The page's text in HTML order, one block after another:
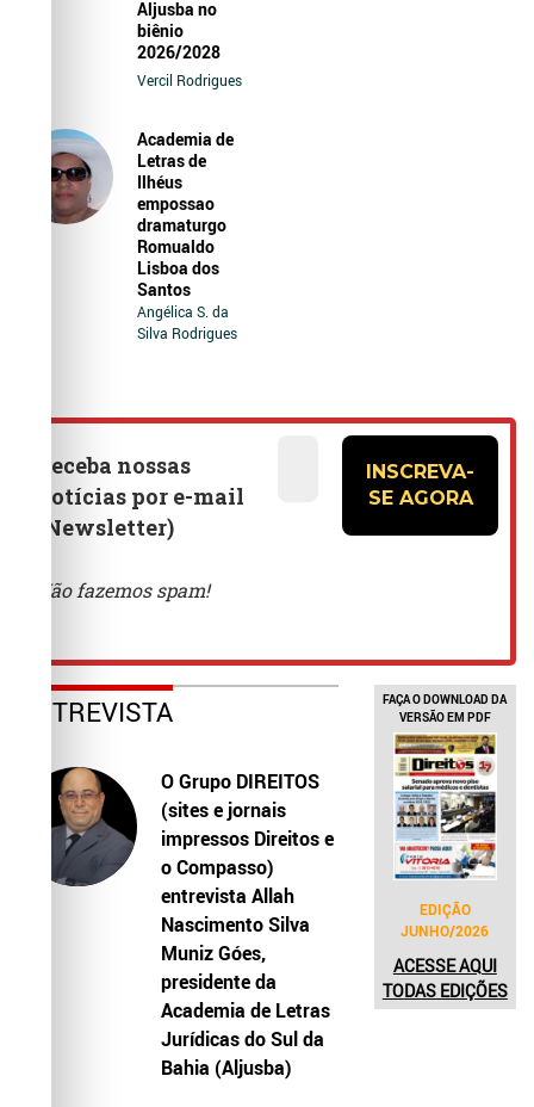
Aljusba no
biênio
2026/2028
Vercil Rodrigues
Academia de
Letras de
Ilhéus
empossao
dramaturgo
Romualdo
Lisboa dos
Santos
Angélica S. da
Silva Rodrigues
ENTREVISTA
O Grupo DIREITOS
(sites e jornais
impressos Direitos e
o Compasso)
entrevista Allah
Nascimento Silva
Muniz Góes,
presidente da
Academia de Letras
Jurídicas do Sul da
Bahia (Aljusba)
FAÇA O DOWNLOAD DA
VERSÃO EM PDF
EDIÇÃO
JUNHO/2026
ACESSE AQUI
TODAS EDIÇÕES